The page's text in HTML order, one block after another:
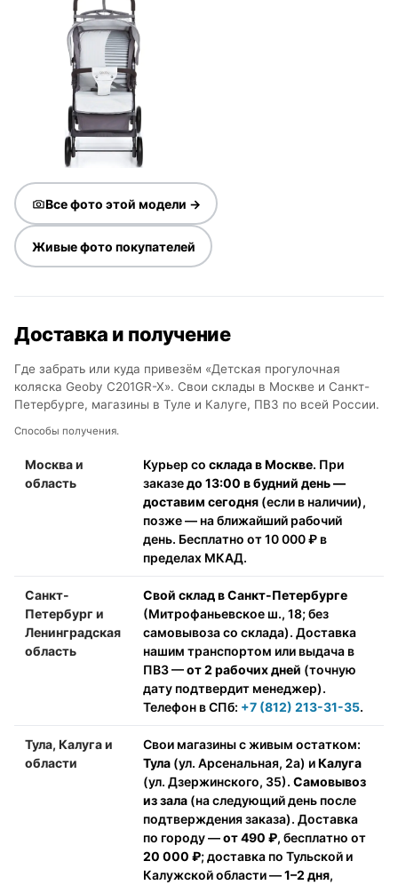
Все фото этой модели →
Живые фото покупателей
Доставка и получение
Где забрать или куда привезём «Детская прогулочная
коляска Geoby C201GR-X». Свои склады в Москве и Санкт-
Петербурге, магазины в Туле и Калуге, ПВЗ по всей России.
Способы получения.
Москва и
область
Курьер со склада в Москве. При
заказедо 13:00 в будний день —
доставим сегодня (если в наличии),
позже — на ближайший рабочий
день. Бесплатно от 10 000 ₽ в
пределах МКАД.
Санкт-
Петербург и
Ленинградская
область
Свой склад в Санкт-Петербурге
(Митрофаньевское ш., 18; без
самовывоза со склада). Доставка
нашим транспортом или выдача в
ПВЗ —от 2 рабочих дней (точную
дату подтвердит менеджер).
Телефон в СПб: +7 (812) 213-31-35.
Тула, Калуга и
области
Свои магазины с живым остатком:
Тула (ул. Арсенальная, 2а) иКалуга
(ул. Дзержинского, 35). Самовывоз
из зала (на следующий день после
подтверждения заказа). Доставка
по городу —от 490 ₽, бесплатно от
20 000 ₽; доставка по Тульской и
Калужской области —1–2 дня,